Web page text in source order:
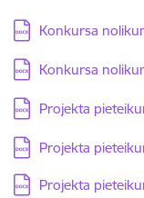
Lejupielādēt:
Konkursa
Lejupielādēt:
Konkursa
Lejupielādēt:
Projekta
Lejupielādēt:
Projekta
Lejupielādēt:
Projekta